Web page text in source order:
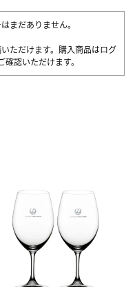
まだありません。
ただけます。購入商品はログ
確認いただけます。